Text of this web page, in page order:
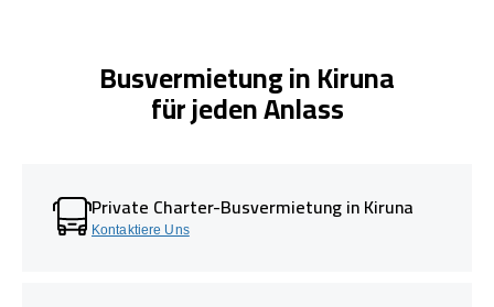
Busvermietung in Kiruna
für jeden Anlass
Private Charter-Busvermietung in Kiruna
Kontaktiere Uns